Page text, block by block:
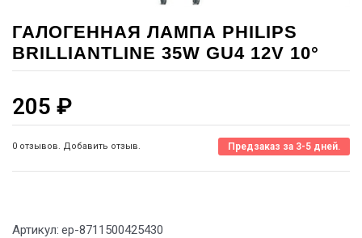
ГАЛОГЕННАЯ ЛАМПА PHILIPS
BRILLIANTLINE 35W GU4 12V 10°
205 ₽
0 отзывов. Добавить отзыв. Предзаказ за 3-5 дней.
Артикул: ep-8711500425430